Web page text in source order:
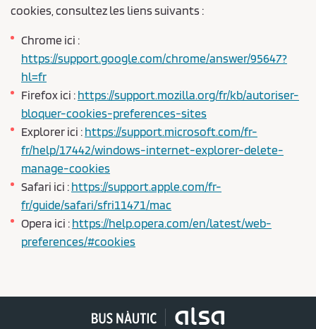
cookies, consultez les liens suivants :
Chrome ici :
https://support.google.com/chrome/answer/95647?
hl=fr
Firefox ici :https://support.mozilla.org/fr/kb/autoriser-
bloquer-cookies-preferences-sites
Explorer ici :https://support.microsoft.com/fr-
fr/help/17442/windows-internet-explorer-delete-
manage-cookies
Safari ici :https://support.apple.com/fr-
fr/guide/safari/sfri11471/mac
Opera ici :https://help.opera.com/en/latest/web-
preferences/#cookies